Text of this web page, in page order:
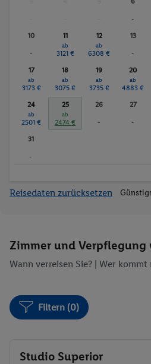
-
10
-
11
ab
3121 €
12
ab
6308 €
13
-
17
ab
3173 €
18
ab
3075 €
19
ab
3735 €
20
ab
4883 €
24
ab
2501 €
25
ab
2474 €
26
-
27
-
31
-
Reisedaten zurücksetzen
Zimmer und Verpflegung
Wann verreisen Sie? | Wer kommt
Filtern (0)
Studio Superior